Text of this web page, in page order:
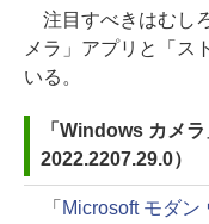
注目すべきはむし
メラ」アプリと「ス
いる。
「Windows カメ
2022.2207.29.0）
「 Microsoft モダン